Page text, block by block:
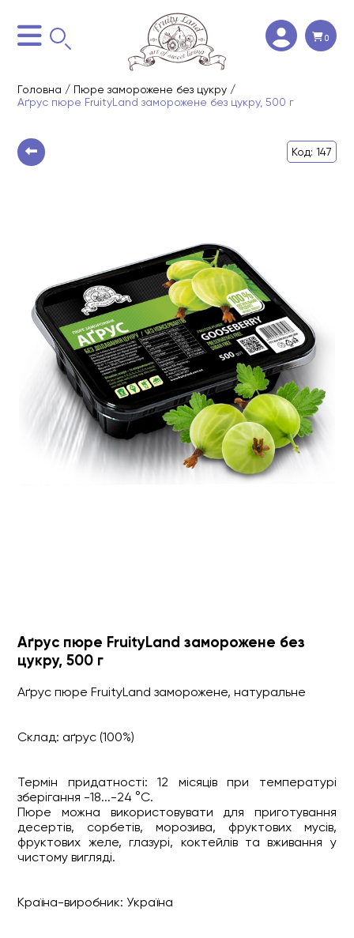
0
Головна / Пюре заморожене без цукру /
Аґрус пюре FruityLand заморожене без цукру, 500 г
Код: 147
Аґрус пюре FruityLand заморожене без
цукру, 500 г
Аґрус пюре FruityLand заморожене, натуральне
Склад: аґрус (100%)
Термін придатності: 12 місяців при температурі
зберігання -18...-24 °C.
Пюре можна використовувати для приготування
десертів, сорбетів, морозива, фруктових мусів,
фруктових желе, глазурі, коктейлів та вживання у
чистому вигляді.
Країна-виробник: Україна